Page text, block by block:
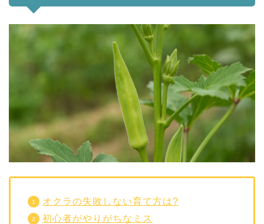
オクラの失敗しない育て方は?
初心者がやりがちなミス